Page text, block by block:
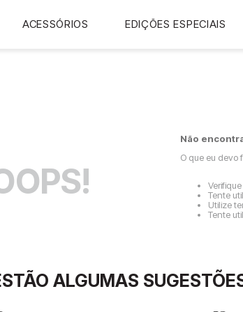
ACESSÓRIOS EDIÇÕES ESPECIAIS
Não
O que eu devo
Tente
Utilize
Tente
ALGUMAS